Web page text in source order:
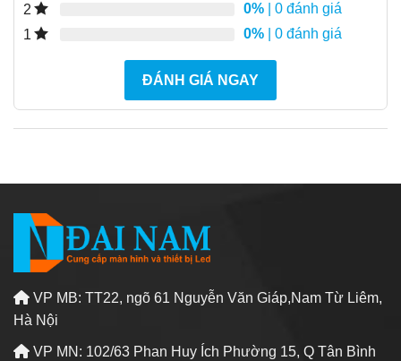
2
0% | 0 đánh giá
1
0% | 0 đánh giá
ĐÁNH GIÁ NGAY
VP MB: TT22, ngõ 61 Nguyễn Văn Giáp,Nam Từ Liêm,
Hà Nội
VP MN: 102/63 Phan Huy Ích Phường 15, Q Tân Bình